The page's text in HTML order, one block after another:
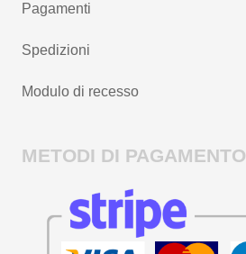
Pagamenti
Spedizioni
Modulo di recesso
METODI DI PAGAMENTO